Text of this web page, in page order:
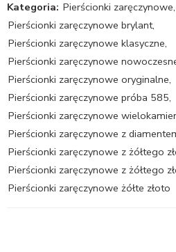
Kategoria: Pierścionki zaręczynowe,
Pierścionki zaręczynowe brylant,
Pierścionki zaręczynowe klasyczne,
Pierścionki zaręczynowe
Pierścionki zaręczynowe oryginalne,
Pierścionki zaręczynowe próba 585,
Pierścionki zaręczynowe
Pierścionki zaręczynowe z
Pierścionki zaręczynowe z żółtego
Pierścionki zaręczynowe z żółtego
Pierścionki zaręczynowe żółte złoto